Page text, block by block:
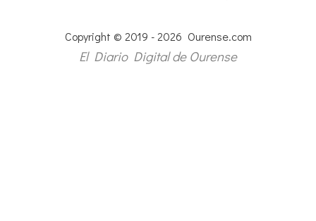
Copyright © 2019 - 2026 Ourense.com
El Diario Digital de Ourense